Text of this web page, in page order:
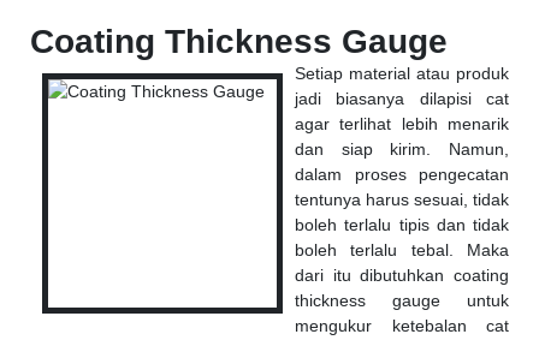
Coating Thickness Gauge
Setiap material atau produk
jadi biasanya dilapisi cat
agar terlihat lebih menarik
dan siap kirim. Namun,
dalam proses pengecatan
tentunya harus sesuai, tidak
boleh terlalu tipis dan tidak
boleh terlalu tebal. Maka
dari itu dibutuhkan coating
thickness gauge untuk
mengukur ketebalan cat